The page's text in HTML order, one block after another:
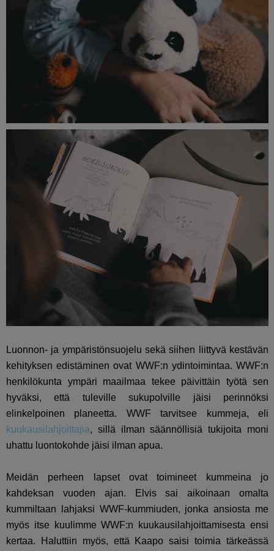
Luonnon- ja ympäristönsuojelu sekä siihen liittyvä kestävän
kehityksen edistäminen ovat WWF:n ydintoimintaa. WWF:n
henkilökunta ympäri maailmaa tekee päivittäin työtä sen
hyväksi, että tuleville sukupolville jäisi perinnöksi
elinkelpoinen planeetta. WWF tarvitsee kummeja, eli
kuukausilahjoittajia, sillä ilman säännöllisiä tukijoita moni
uhattu luontokohde jäisi ilman apua.
Meidän perheen lapset ovat toimineet kummeina jo
kahdeksan vuoden ajan. Elvis sai aikoinaan omalta
kummiltaan lahjaksi WWF-kummiuden, jonka ansiosta me
myös itse kuulimme WWF:n kuukausilahjoittamisesta ensi
kertaa. Haluttiin myös, että Kaapo saisi toimia tärkeässä